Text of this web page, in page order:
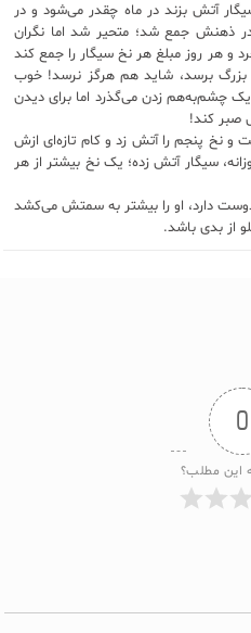
آتش بزند در ماه چقدر می‌شود و در
ذهنش جمع شد؛ متحیر شد اما نگران
و هر روز مبلغ هر نخ سیگار را جمع کند
بزرگ برسد، شاید هم هرگز نرسد! خوب
چشم‌به‌هم زدن می‌گذرد اما برای دیدن
صبر کند!
و نخ پنجم را آتش زد و کام تازه‌ای ازش
سیگار آتش زده؛ یک نخ بیشتر از هر
دارد، او را بیشتر به سمتش می‌کشد
از بدی باشد.
0
این مطلب؟